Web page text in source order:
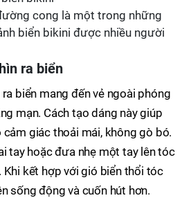
cong là một trong những
biển bikini được nhiều người
ra biển
biển mang đến vẻ ngoài phóng
mạn. Cách tạo dáng này giúp
giác thoải mái, không gò bó.
tay hoặc đưa nhẹ một tay lên tóc
kết hợp với gió biển thổi tóc
sống động và cuốn hút hơn.